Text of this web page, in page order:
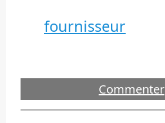
fournisseur
Commenter